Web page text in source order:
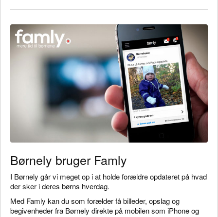
Børnely bruger Famly
I Børnely går vi meget op i at holde forældre opdateret på hvad
der sker i deres børns hverdag.
Med Famly kan du som forælder få billeder, opslag og
begivenheder fra Børnely direkte på mobilen som iPhone og